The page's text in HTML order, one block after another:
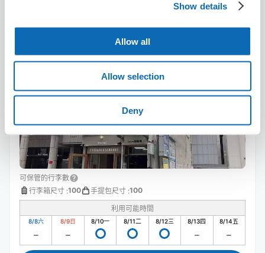
Show details
Allow all
Allow selection
Deny
Sato Real Estate Advisor
从Shinsaibashi站步行1分钟。
可保管的行李數
行李箱尺寸 :100 手提包尺寸 :100
利用可能時間
8/8六 8/9日 8/10一 8/11二 8/12三 8/13四 8/14五